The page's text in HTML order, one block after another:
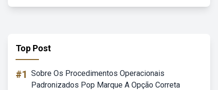
Top Post
#1 Sobre Os Procedimentos Operacionais
Padronizados Pop Marque A Opção Correta